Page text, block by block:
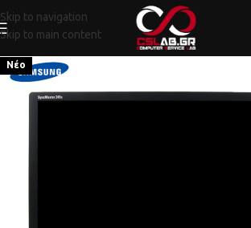
Skip to navigation
Skip to main content
Νέο